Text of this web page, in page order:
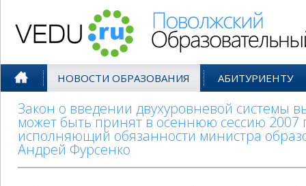
НОВОСТИ ОБРАЗОВАНИЯ АБИТУРИЕНТУ
Закон о введении двухуровневой системы
может быть принят в осеннюю сессию 2007
исполняющий обязанности министра
Андрей Фурсенко